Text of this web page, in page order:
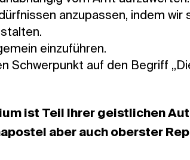
anzupassen, indem wir
einzuführen.
Schwerpunkt auf den Begriff
ist Teil Ihrer geistlichen
aber auch oberster